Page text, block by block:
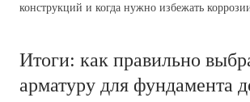
конструкций и когда нужно избежать
Итоги: как правильно
арматуру для фундамента